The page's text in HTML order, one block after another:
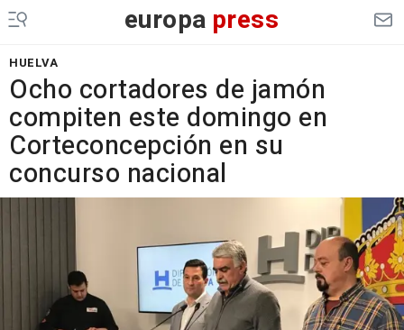
europa press
HUELVA
Ocho cortadores de jamón
compiten este domingo en
Corteconcepción en su
concurso nacional